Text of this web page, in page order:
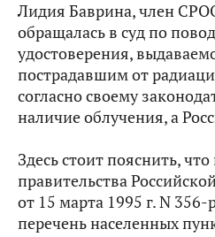
Лидия Баврина, член
обращалась в суд по
удостоверения,
пострадавшим от
согласно своему
наличие облучения, а
Здесь стоит пояснить,
правительства
от 15 марта 1995 г. N
перечень населенных